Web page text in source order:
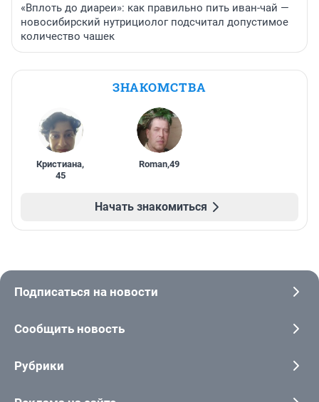
«Вплоть до диареи»: как правильно пить иван-чай —
новосибирский нутрициолог подсчитал допустимое
количество чашек
ЗНАКОМСТВА
Кристиана,
45
Roman,49
Начать знакомиться
Подписаться на новости
Сообщить новость
Рубрики